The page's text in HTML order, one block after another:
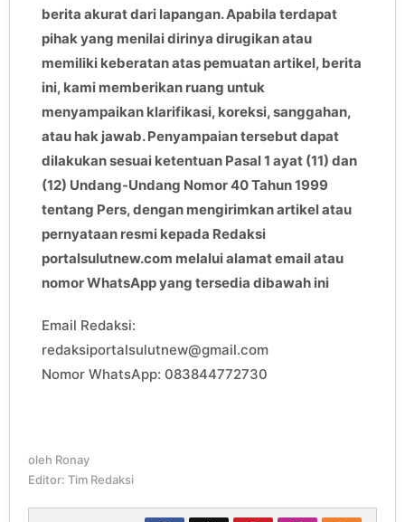
berita akurat dari lapangan. Apabila terdapat
pihak yang menilai dirinya dirugikan atau
memiliki keberatan atas pemuatan artikel, berita
ini, kami memberikan ruang untuk
menyampaikan klarifikasi, koreksi, sanggahan,
atau hak jawab. Penyampaian tersebut dapat
dilakukan sesuai ketentuan Pasal 1 ayat (11) dan
(12) Undang-Undang Nomor 40 Tahun 1999
tentang Pers, dengan mengirimkan artikel atau
pernyataan resmi kepada Redaksi
portalsulutnew.com melalui alamat email atau
nomor WhatsApp yang tersedia dibawah ini
Email Redaksi:
redaksiportalsulutnew@gmail.com
Nomor WhatsApp: 083844772730
oleh Ronay
Editor: Tim Redaksi